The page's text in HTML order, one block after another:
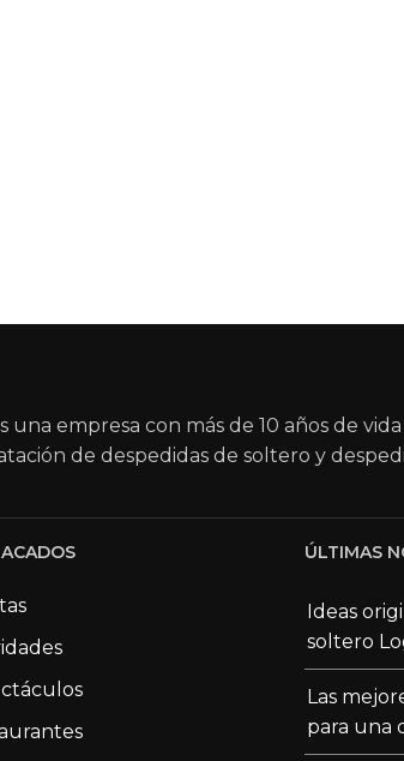
una empresa con más de 10 años de
de despedidas de soltero y
ÚLTIMAS
Ideas
soltero
Las
para una